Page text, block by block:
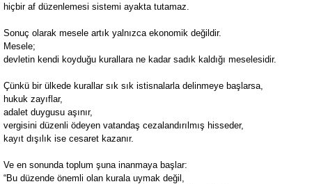
hiçbir af düzenlemesi sistemi ayakta tutamaz.
Sonuç olarak mesele artık yalnızca ekonomik değildir.
Mesele;
devletin kendi koyduğu kurallara ne kadar sadık kaldığı meselesidir.
Çünkü bir ülkede kurallar sık sık istisnalarla delinmeye başlarsa,
hukuk zayıflar,
adalet duygusu aşınır,
vergisini düzenli ödeyen vatandaş cezalandırılmış hisseder,
kayıt dışılık ise cesaret kazanır.
Ve en sonunda toplum şuna inanmaya başlar:
“Bu düzende önemli olan kurala uymak değil,